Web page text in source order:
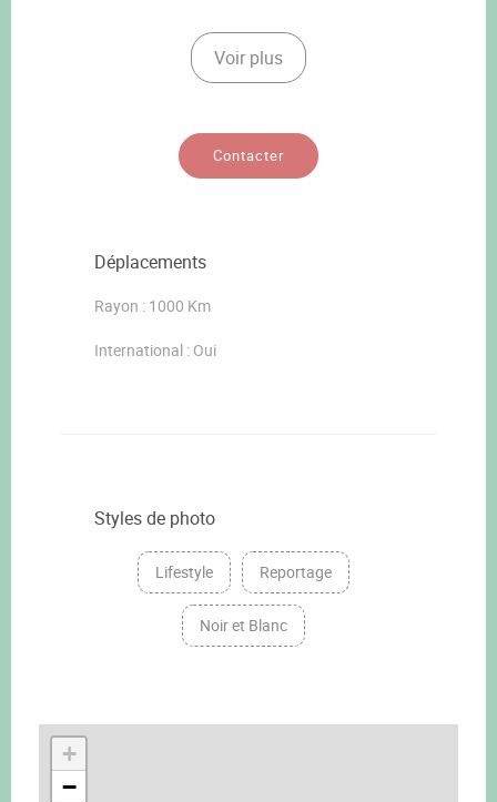
Voir plus
Contacter
Déplacements
Rayon : 1000 Km
International : Oui
Styles de photo
Lifestyle Reportage
Noir et Blanc
+
−